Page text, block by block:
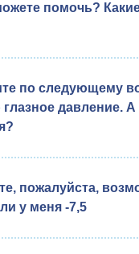
помочь?
по следующему
давление. А
пожалуйста,
у меня -7,5